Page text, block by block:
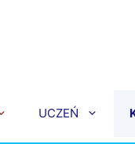
UCZEŃ